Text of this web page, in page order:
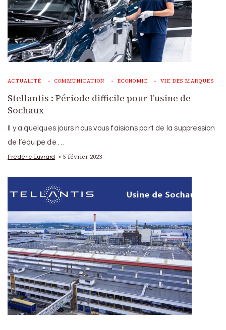
ACTUALITÉ COMMUNICATION ECONOMIE VIE DES MARQUES
Stellantis : Période difficile pour l’usine de
Sochaux
Il y a quelques jours nous vous faisions part de la suppression
de l’équipe de …
Frédéric Euvrard 5 février 2023